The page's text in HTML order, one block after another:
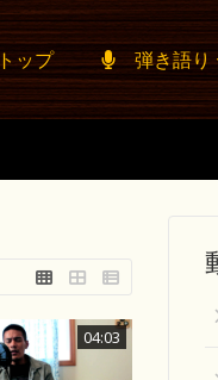
プ 弾き語り
04:03